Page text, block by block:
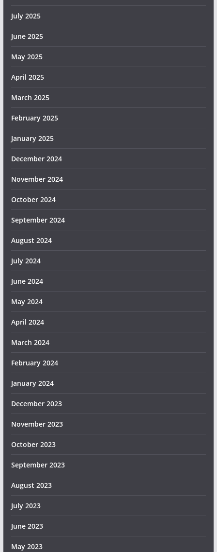
July 2025
June 2025
May 2025
April 2025
March 2025
February 2025
January 2025
December 2024
November 2024
October 2024
September 2024
August 2024
July 2024
June 2024
May 2024
April 2024
March 2024
February 2024
January 2024
December 2023
November 2023
October 2023
September 2023
August 2023
July 2023
June 2023
May 2023